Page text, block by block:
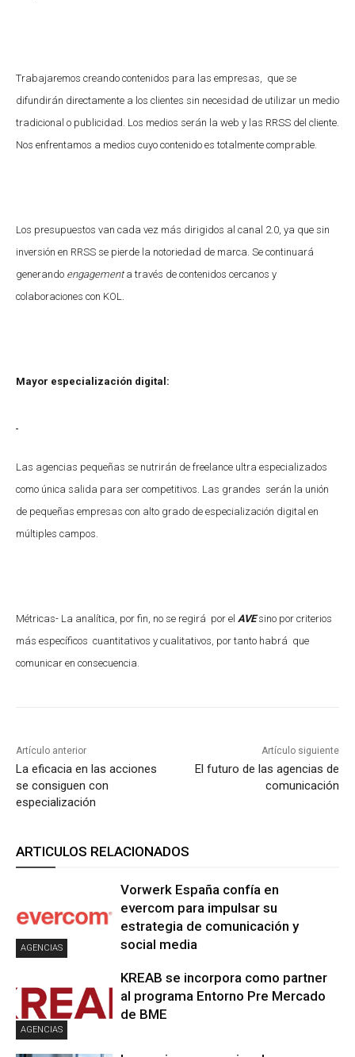
Trabajaremos creando contenidos para las empresas, que se
difundirán directamente a los clientes sin necesidad de utilizar un medio
tradicional o publicidad. Los medios serán la web y las RRSS del cliente.
Nos enfrentamos a medios cuyo contenido es totalmente comprable.
Los presupuestos van cada vez más dirigidos al canal 2.0, ya que sin
inversión en RRSS se pierde la notoriedad de marca. Se continuará
generando engagementa través de contenidos cercanos y
colaboraciones con KOL.
Mayor especialización digital:
Las agencias pequeñas se nutrirán de freelance ultra especializados
como única salida para ser competitivos. Las grandes serán la unión
de pequeñas empresas con alto grado de especialización digital en
múltiples campos.
Métricas- La analítica, por fin, no se regirá por el AVEsino por criterios
más específicos cuantitativos y cualitativos, por tanto habrá que
comunicar en consecuencia.
Artículo anterior
La eficacia en las acciones
se consiguen con
especialización
Artículo siguiente
El futuro de las agencias de
comunicación
ARTICULOS RELACIONADOS
AGENCIAS
Vorwerk España confía en
evercom para impulsar su
estrategia de comunicación y
social media
AGENCIAS
KREAB se incorpora como partner
al programa Entorno Pre Mercado
de BME